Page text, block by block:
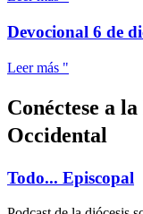
Devocional 6 de
Leer más "
Conéctese a
Occidental
Todo... Episcopal